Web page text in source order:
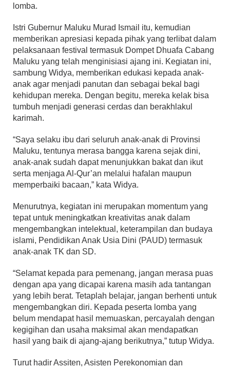
lomba.
Istri Gubernur Maluku Murad Ismail itu, kemudian
memberikan apresiasi kepada pihak yang terlibat dalam
pelaksanaan festival termasuk Dompet Dhuafa Cabang
Maluku yang telah menginisiasi ajang ini. Kegiatan ini,
sambung Widya, memberikan edukasi kepada anak-
anak agar menjadi panutan dan sebagai bekal bagi
kehidupan mereka. Dengan begitu, mereka kelak bisa
tumbuh menjadi generasi cerdas dan berakhlakul
karimah.
“Saya selaku ibu dari seluruh anak-anak di Provinsi
Maluku, tentunya merasa bangga karena sejak dini,
anak-anak sudah dapat menunjukkan bakat dan ikut
serta menjaga Al-Qur’an melalui hafalan maupun
memperbaiki bacaan,” kata Widya.
Menurutnya, kegiatan ini merupakan momentum yang
tepat untuk meningkatkan kreativitas anak dalam
mengembangkan intelektual, keterampilan dan budaya
islami, Pendidikan Anak Usia Dini (PAUD) termasuk
anak-anak TK dan SD.
“Selamat kepada para pemenang, jangan merasa puas
dengan apa yang dicapai karena masih ada tantangan
yang lebih berat. Tetaplah belajar, jangan berhenti untuk
mengembangkan diri. Kepada peserta lomba yang
belum mendapat hasil memuaskan, percayalah dengan
kegigihan dan usaha maksimal akan mendapatkan
hasil yang baik di ajang-ajang berikutnya,” tutup Widya.
Turut hadir Assiten, Asisten Perekonomian dan